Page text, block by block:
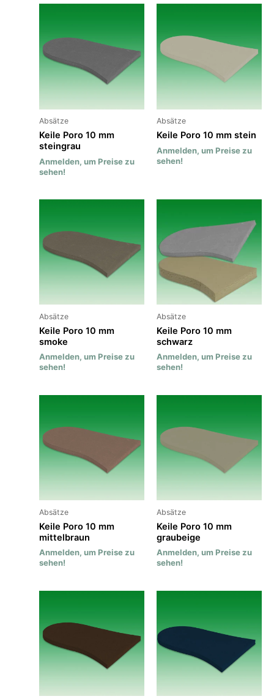
Absätze
Keile Poro 10 mm
steingrau
Anmelden, um Preise zu
sehen!
Absätze
Keile Poro 10 mm stein
Anmelden, um Preise zu
sehen!
Absätze
Keile Poro 10 mm
smoke
Anmelden, um Preise zu
sehen!
Absätze
Keile Poro 10 mm
schwarz
Anmelden, um Preise zu
sehen!
Absätze
Keile Poro 10 mm
mittelbraun
Anmelden, um Preise zu
sehen!
Absätze
Keile Poro 10 mm
graubeige
Anmelden, um Preise zu
sehen!